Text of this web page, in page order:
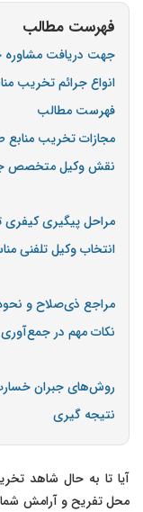
فهرست مطالب
جهت دریافت مشاوره
انواع جرائم تخریب
فهرست مطالب
مجازات تخریب منابع
نقش وکیل متخصص
مراحل پیگیری
انتخاب وکیل تلفنی
مراجع ذی‌صلاح و
نکات مهم در
روش‌های جبران
نتیجه گیری
آیا تا به حال شاهد
محل تفریح و آرامش شما